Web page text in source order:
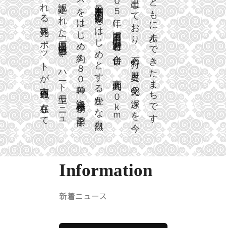
も
に
歩
ん
で
き
た
ま
ち
で
す
て
お
り
、
石
の
歴
と
文
の
深
さ
を
５
に
旧
田
旧
浜
益
村
と
合
併
し
、
南
約
８
０
ｋ
ｍ
天
売
国
定
園
を
は
じ
め
と
す
る
豊
か
な
自
然
を
は
じ
め
１
８
０
種
の
浜
植
が
節
ご
さ
れ
た
厚
田
展
望
」
や
、
ハ
ー
ト
型
モ
ニ
ュ
れ
る
観
ス
ポ
ッ
ト
が
市
内
地
に
在
し
て
Information
新着ニュース